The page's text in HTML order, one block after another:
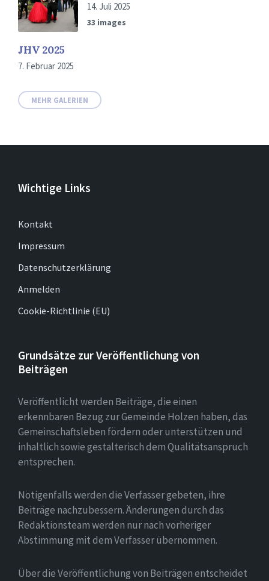
14. Juli 2025
33 images
JHV 2025
7. Februar 2025
MEHR GALERIEN
Wichtige Links
Kontakt
Impressum
Datenschutzerklärung
Anmelden
Cookie-Richtlinie (EU)
Grundsätze zur Veröffentlichung von
Beiträgen
Veröffentlicht werden Beiträge, die einen
erkennbaren Bezug zur Gemeinde Holzen haben, das
Gemeinschaftsleben fördern oder unterstützen und
inhaltlich sowie gestalterisch dem Qualitätsanspruch
entsprechen.
Nötigenfalls werden die Verfasser gebeten, ihre
Beiträge nachzubessern. Änderungen durch das
Redaktionsteam werden nur nach vorheriger
Abstimmung mit dem Verfasser übernommen.
Über die Veröffentlichung von Beiträgen entscheidet